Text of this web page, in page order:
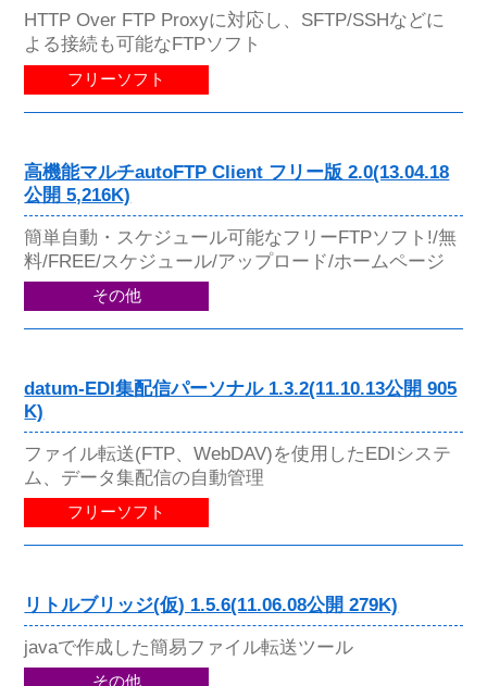
HTTP Over FTP Proxyに対応し、SFTP/SSHなどに
よる接続も可能なFTPソフト
フリーソフト
高機能マルチautoFTP Client フリー版 2.0(13.04.18
公開 5,216K)
簡単自動・スケジュール可能なフリーFTPソフト!/無
料/FREE/スケジュール/アップロード/ホームページ
その他
datum-EDI集配信パーソナル 1.3.2(11.10.13公開 905
K)
ファイル転送(FTP、WebDAV)を使用したEDIシステ
ム、データ集配信の自動管理
フリーソフト
リトルブリッジ(仮) 1.5.6(11.06.08公開 279K)
javaで作成した簡易ファイル転送ツール
その他